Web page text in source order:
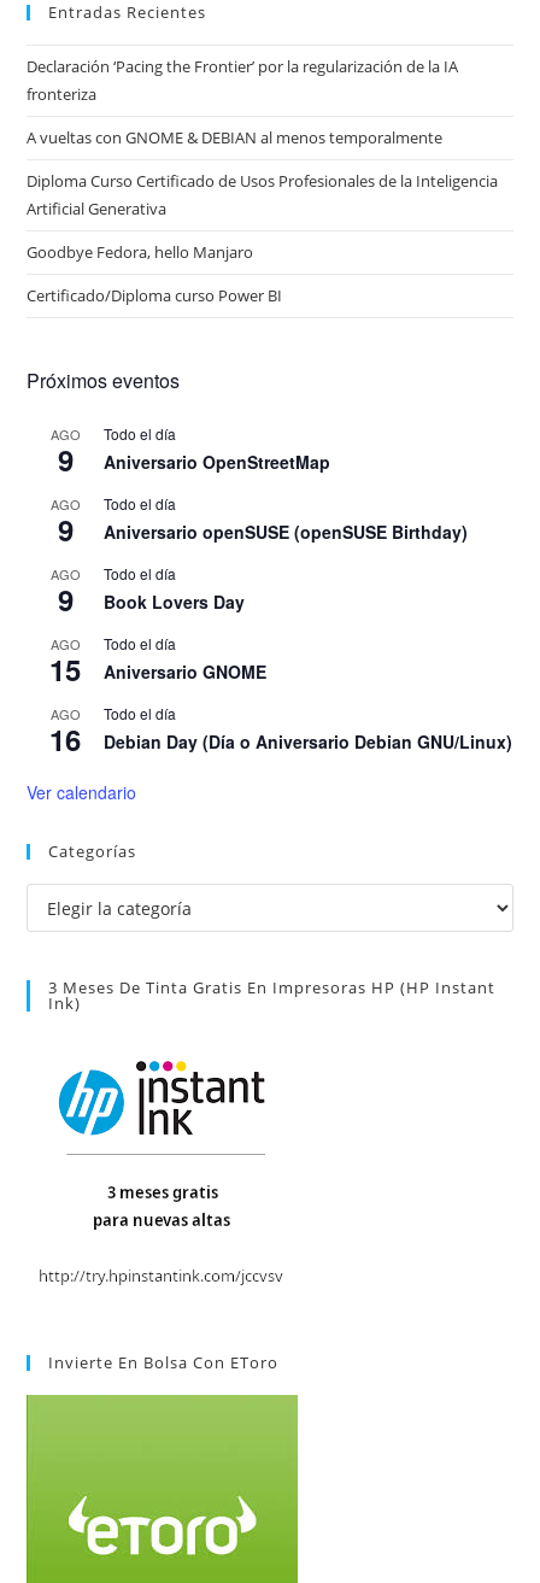
Entradas Recientes
Declaración ‘Pacing the Frontier’ por la regularización de la IA
fronteriza
A vueltas con GNOME & DEBIAN al menos temporalmente
Diploma Curso Certificado de Usos Profesionales de la Inteligencia
Artificial Generativa
Goodbye Fedora, hello Manjaro
Certificado/Diploma curso Power BI
Próximos eventos
AGO
9
Todo el día
Aniversario OpenStreetMap
AGO
9
Todo el día
Aniversario openSUSE (openSUSE Birthday)
AGO
9
Todo el día
Book Lovers Day
AGO
15
Todo el día
Aniversario GNOME
AGO
16
Todo el día
Debian Day (Día o Aniversario Debian GNU/Linux)
Ver calendario
Categorías
Categorías
3 Meses De Tinta Gratis En Impresoras HP (HP Instant
Ink)
Invierte En Bolsa Con EToro